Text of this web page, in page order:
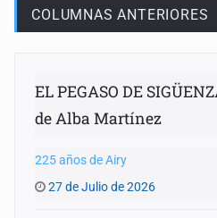
COLUMNAS ANTERIORES
EL PEGASO DE
de Alba Martínez
225 años de Airy
27 de Julio de 2026